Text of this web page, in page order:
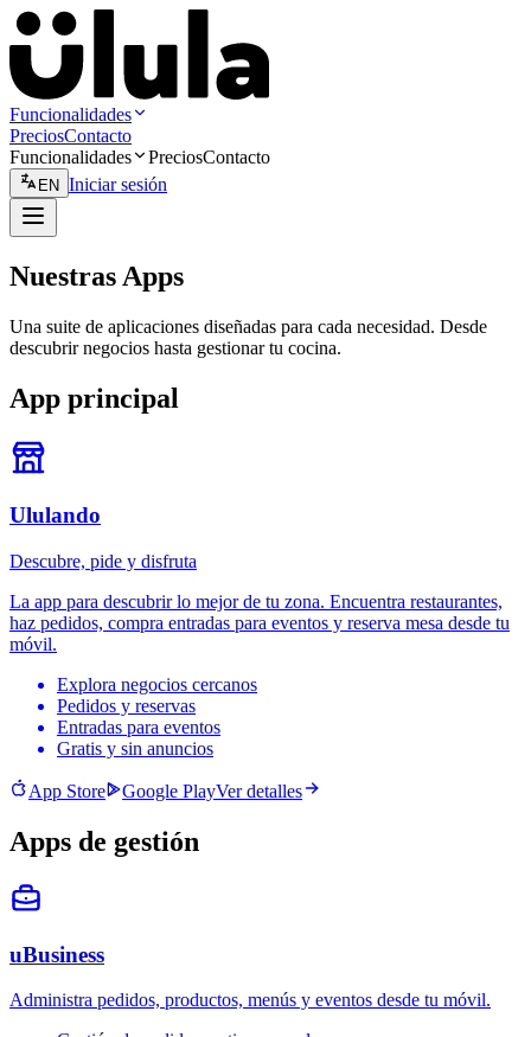
Funcionalidades
PreciosContacto
Funcionalidades
PreciosContacto
EN Iniciar sesión
Nuestras Apps
Una suite de aplicaciones diseñadas para cada necesidad. Desde
descubrir negocios hasta gestionar tu cocina.
App principal
Ululando
Descubre, pide y disfruta
La app para descubrir lo mejor de tu zona. Encuentra restaurantes,
haz pedidos, compra entradas para eventos y reserva mesa desde tu
móvil.
Explora negocios cercanos
Pedidos y reservas
Entradas para eventos
Gratis y sin anuncios
App Store Google PlayVer detalles
Apps de gestión
uBusiness
Administra pedidos, productos, menús y eventos desde tu móvil.